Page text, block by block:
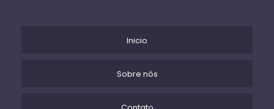
Inicio
Sobre nós